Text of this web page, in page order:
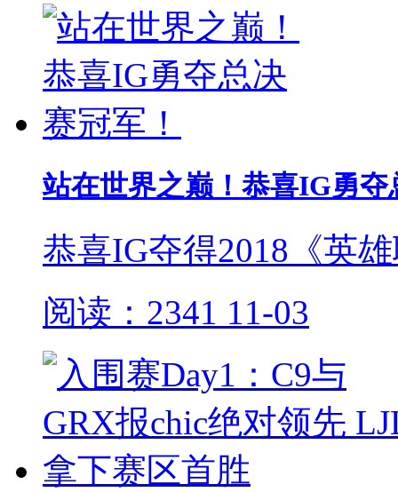
站在世界之巅！恭喜IG勇夺
恭喜IG夺得2018《英
阅读：2341 11-03